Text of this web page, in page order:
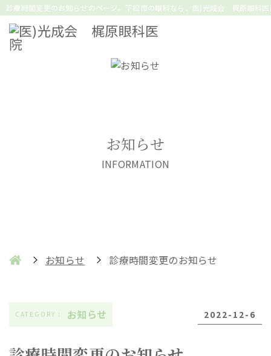
診療時間変更のお知らせのページ。下松市の眼科なら、医)光成会 梶原眼科
お知らせ
INFORMATION
お知らせ 診療時間変更のお知らせ
お知らせ 2022-12-6